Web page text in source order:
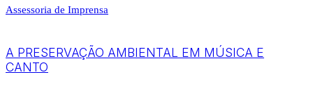
Assessoria de Imprensa
A PRESERVAÇÃO AMBIENTAL EM MÚSICA E
CANTO